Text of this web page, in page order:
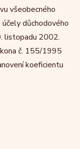
všeobecného
důchodového
listopadu 2002.
č. 155/1995
koeficientu